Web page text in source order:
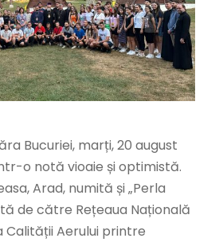
Bucuriei, marți, 20 august
o notă vioaie și optimistă.
Arad, numită și „Perla
de către Rețeaua Națională
Calității Aerului printre